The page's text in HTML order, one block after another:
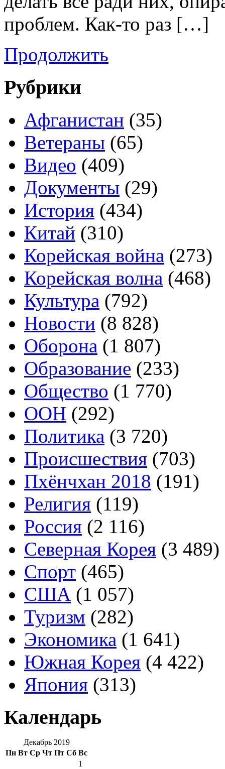
проблем. Как-то раз […]
Продолжить
Рубрики
Афганистан (35)
Ветераны (65)
Видео (409)
Документы (29)
История (434)
Китай (310)
Корейская война (273)
Корейская волна (468)
Культура (792)
Новости (8 828)
Оборона (1 807)
Образование (233)
Общество (1 770)
ООН (292)
Политика (3 720)
Происшествия (703)
Пхёнчхан 2018 (191)
Религия (119)
Россия (2 116)
Северная Корея (3 489)
Спорт (465)
США (1 057)
Туризм (282)
Экономика (1 641)
Южная Корея (4 422)
Япония (313)
Календарь
Декабрь 2019
Пн Вт Ср Чт Пт Сб Вс
1